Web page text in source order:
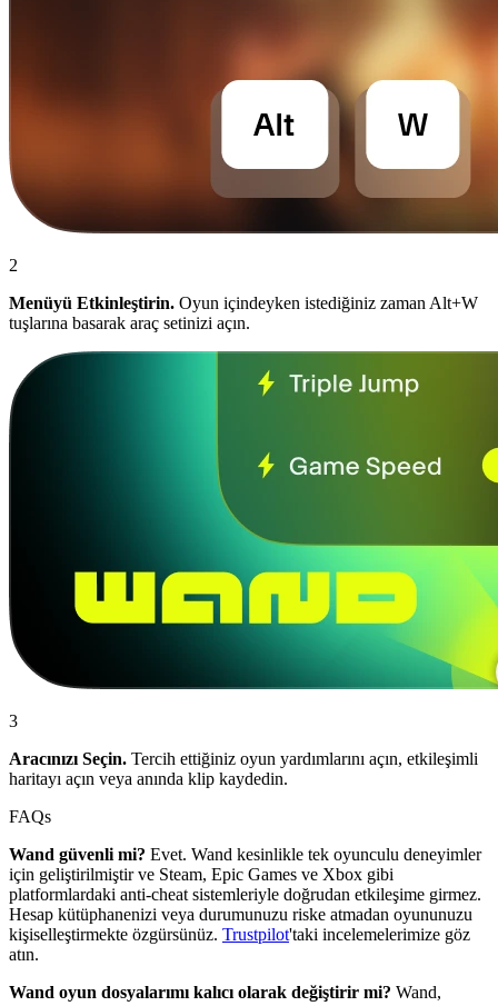
2
Menüyü Etkinleştirin. Oyun içindeyken istediğiniz zaman Alt+W
tuşlarına basarak araç setinizi açın.
3
Aracınızı Seçin. Tercih ettiğiniz oyun yardımlarını açın, etkileşimli
haritayı açın veya anında klip kaydedin.
FAQs
Wand güvenli mi? Evet. Wand kesinlikle tek oyunculu deneyimler
için geliştirilmiştir ve Steam, Epic Games ve Xbox gibi
platformlardaki anti-cheat sistemleriyle doğrudan etkileşime girmez.
Hesap kütüphanenizi veya durumunuzu riske atmadan oyununuzu
kişiselleştirmekte özgürsünüz. Trustpilot'taki incelemelerimize göz
atın.
Wand oyun dosyalarımı kalıcı olarak değiştirir mi? Wand,